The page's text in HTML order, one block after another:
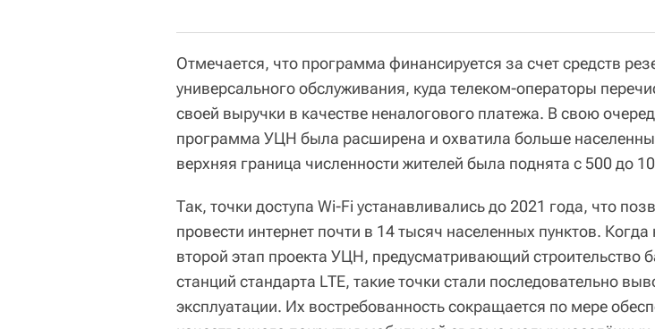
Отмечается, что программа финансируется за счет средств
универсального обслуживания, куда телеком-операторы
своей выручки в качестве неналогового платежа. В свою
программа УЦН была расширена и охватила больше
верхняя граница численности жителей была поднята с 500 до
Так, точки доступа Wi-Fi устанавливались до 2021 года, что
провести интернет почти в 14 тысяч населенных пунктов. Когда
второй этап проекта УЦН, предусматривающий строительство
станций стандарта LTE, такие точки стали последовательно
эксплуатации. Их востребованность сокращается по мере